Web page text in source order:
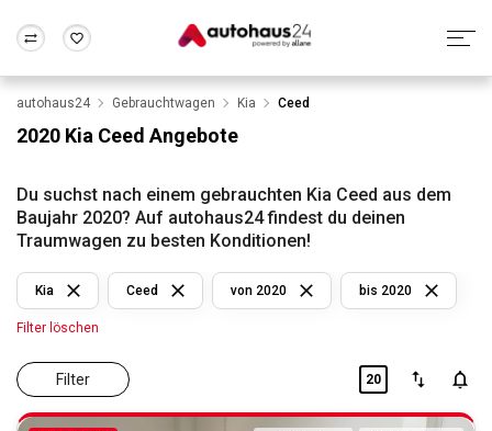
Wir bewerten dein Auto
Alle Fragen & Antworten
Rund um die Inzahlungnahme
Frankfurt Wuppertal
autohaus24 Gebrauchtwagen Kia Ceed
2020 Kia Ceed Angebote
Du suchst nach einem gebrauchten Kia Ceed aus dem
Baujahr 2020? Auf autohaus24 findest du deinen
Traumwagen zu besten Konditionen!
Filter
Kia Ceed von 2020 bis 2020
Filter löschen
20